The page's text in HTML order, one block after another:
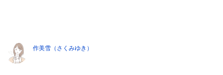
作美雪（さくみゆき）